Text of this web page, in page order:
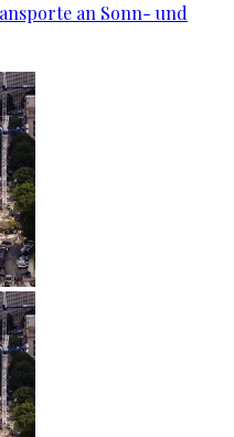
an Sonn- und